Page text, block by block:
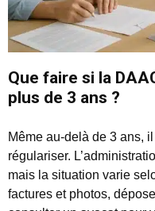
Que faire si la
plus de 3 ans ?
Même au-delà de 3 ans,
régulariser.
mais la situation varie
factures et photos,